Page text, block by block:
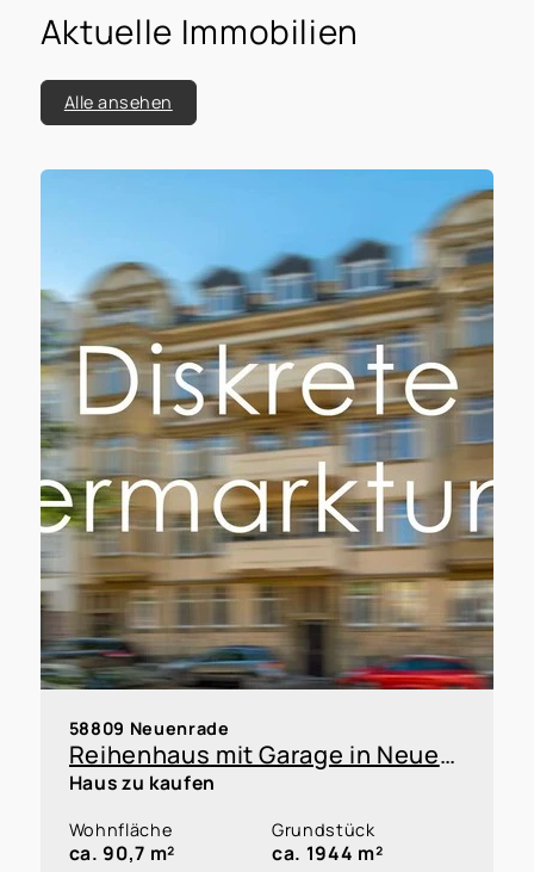
Aktuelle Immobilien
Alle ansehen
58809 Neuenrade
Reihenhaus mit Garage in Neuenrade zur Kapitalanlage oder Eigennutzung innerhalb einer WEG
Haus zu kaufen
Wohnfläche
ca. 90,7 m²
Grundstück
ca. 1944 m²